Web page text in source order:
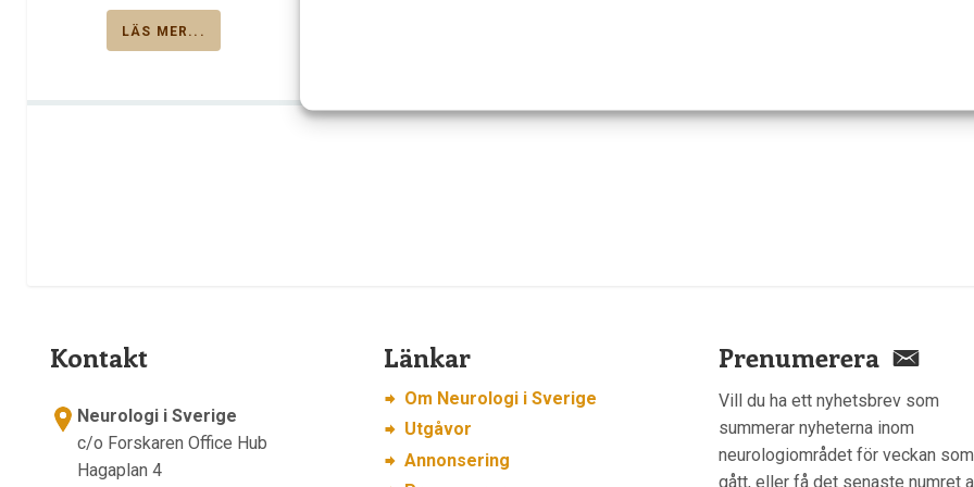
LÄS MER...
Kontakt
Neurologi i Sverige
c/o Forskaren Office Hub
Hagaplan 4
Länkar
Om Neurologi i Sverige
Utgåvor
Annonsering
Prenumerera
Vill du ha ett nyhetsbrev som
summerar nyheterna inom
neurologiområdet för veckan som
gått, eller få det senaste numret